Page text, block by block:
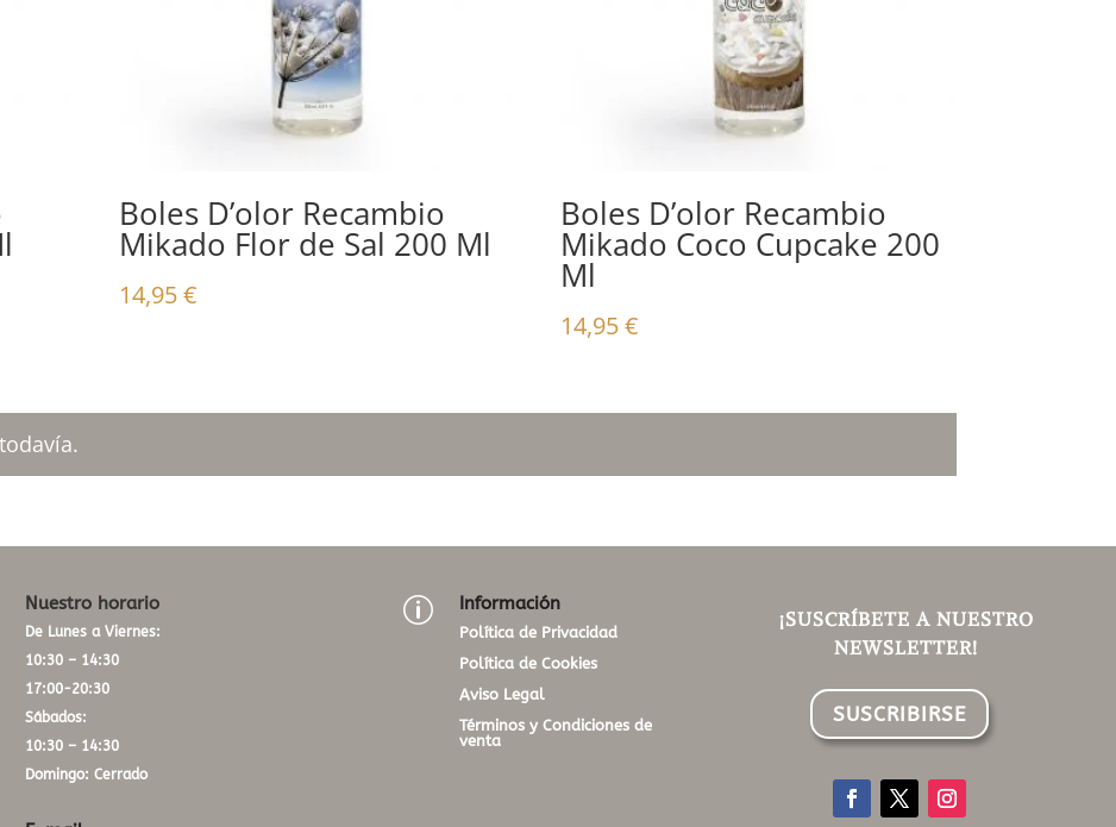
Boles D’olor Recambio
Mikado Flor de Sal 200 Ml
14,95€
Boles D’olor Recambio
Mikado Coco Cupcake 200
Ml
14,95€
Nuestro horario
De Lunes a Viernes:
10:30 – 14:30
17:00-20:30
Sábados:
10:30 – 14:30
Domingo: Cerrado
p Información
Política de Privacidad
Política de Cookies
Aviso Legal
Términos y Condiciones de
venta
¡SUSCRÍBETE A NUESTRO
NEWSLETTER!
SUSCRIBIRSE